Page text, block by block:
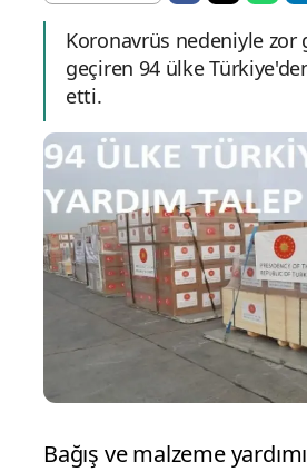
Koronavrüs nedeniyle zor
geçiren 94 ülke
etti.
Bağış ve malzeme